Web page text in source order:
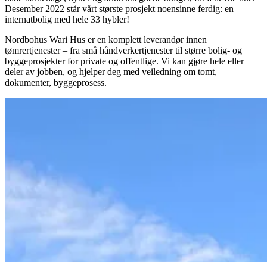
Desember 2022 står vårt største prosjekt noensinne ferdig: en
internatbolig med hele 33 hybler!
Nordbohus Wari Hus er en komplett leverandør innen
tømrertjenester – fra små håndverkertjenester til større bolig- og
byggeprosjekter for private og offentlige. Vi kan gjøre hele eller
deler av jobben, og hjelper deg med veiledning om tomt,
dokumenter, byggeprosess.